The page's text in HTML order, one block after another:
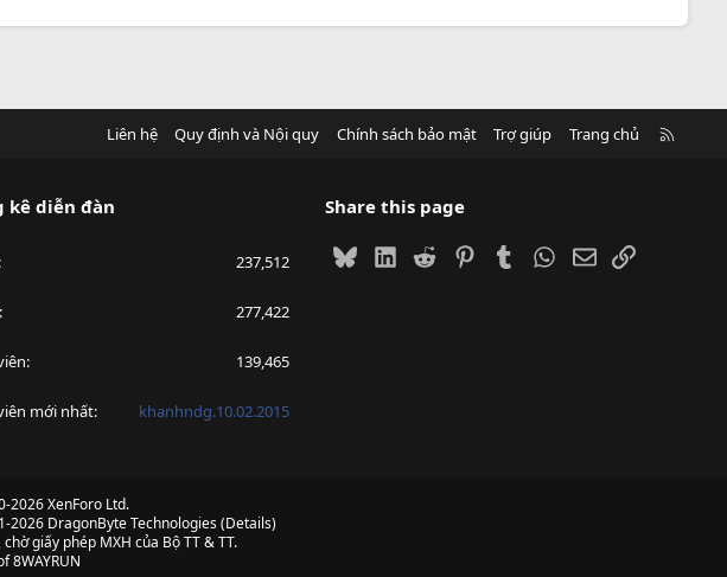
Liên hệ Quy định và Nội quy Chính sách bảo mật Trợ giúp Trang chủ
kê diễn đàn
237,512
277,422
139,465
mới nhất khanhndg.10.02.2015
Share this page
BlueskyLinkedIn
Reddit PinterestTumblrWhatsApp
EmailLink
2026 XenForo Ltd.
2026 DragonByte Technologies(Details)
giấy phép MXH của Bộ TT & TT.
8WAYRUN